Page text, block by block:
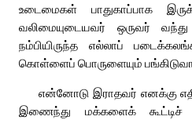
உடைமைகள் பாதுகாப்பாக
வலிமையுடையவர் ஒருவர்
நம்பியிருந்த எல்லாப்
கொள்ளைப் பொருளையும்
என்னோடு இராதவர் எனக்கு
இணைந்து மக்களைக் கூட்டிச்